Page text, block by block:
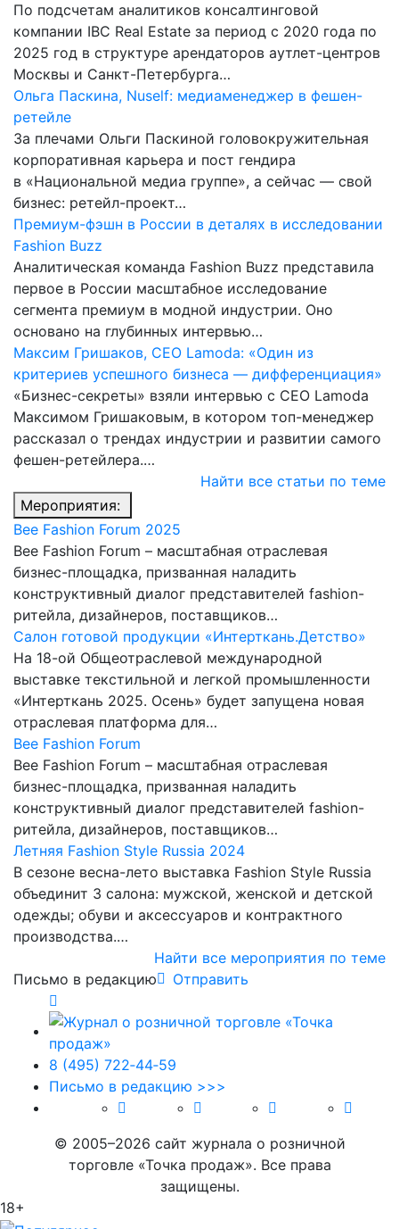
По подсчетам аналитиков консалтинговой
компании IBC Real Estate за период с 2020 года по
2025 год в структуре арендаторов аутлет-центров
Москвы и Санкт-Петербурга…
Ольга Паскина, Nuself: медиаменеджер в фешен-
ретейле
За плечами Ольги Паскиной головокружительная
корпоративная карьера и пост гендира
в «Национальной медиа группе», а сейчас — свой
бизнес: ретейл-проект…
Премиум-фэшн в России в деталях в исследовании
Fashion Buzz
Аналитическая команда Fashion Buzz представила
первое в России масштабное исследование
сегмента премиум в модной индустрии. Оно
основано на глубинных интервью…
Максим Гришаков, CEO Lamoda: «Один из
критериев успешного бизнеса — дифференциация»
«Бизнес-секреты» взяли интервью с CEO Lamoda
Максимом Гришаковым, в котором топ-менеджер
рассказал о трендах индустрии и развитии самого
фешен-ретейлера.…
Найти все статьи по теме
Мероприятия:
Bee Fashion Forum 2025
Bee Fashion Forum – масштабная отраслевая
бизнес-площадка, призванная наладить
конструктивный диалог представителей fashion-
ритейла, дизайнеров, поставщиков…
Салон готовой продукции «Интерткань.Детство»
На 18-ой Общеотраслевой международной
выставке текстильной и легкой промышленности
«Интерткань 2025. Осень» будет запущена новая
отраслевая платформа для…
Bee Fashion Forum
Bee Fashion Forum – масштабная отраслевая
бизнес-площадка, призванная наладить
конструктивный диалог представителей fashion-
ритейла, дизайнеров, поставщиков…
Летняя Fashion Style Russia 2024
В сезоне весна-лето выставка Fashion Style Russia
объединит 3 салона: мужской, женской и детской
одежды; обуви и аксессуаров и контрактного
производства.…
Найти все мероприятия по теме
Письмо в редакцию
Отправить
8 (495) 722‑44‑59
Письмо в редакцию >>>
© 2005–2026 сайт журнала о розничной
торговле «Точка продаж». Все права
защищены.
18+